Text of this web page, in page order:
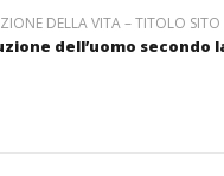
DELLA VITA – TITOLO SITO
dell’uomo secondo